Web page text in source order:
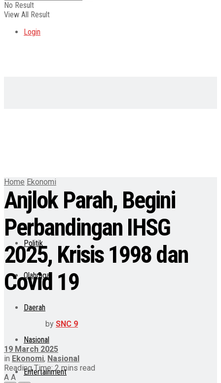
No Result
View All Result
Login
Politik
Olahraga
Daerah
Nasional
Entertainment
Home Ekonomi
Anjlok Parah, Begini
Perbandingan IHSG
2025, Krisis 1998 dan
Covid 19
by SNC 9
19 March 2025
in Ekonomi, Nasional
Reading Time: 2 mins read
A A